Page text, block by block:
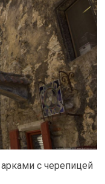
с черепицей